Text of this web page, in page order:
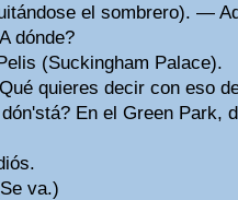
el sombrero). —
dónde?
(Suckingham Palace).
quieres decir con eso
En el Green Park,
va.)